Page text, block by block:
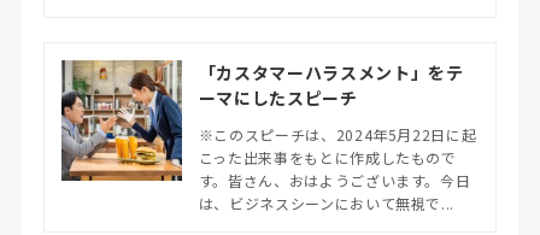
「カスタマーハラスメント」をテ
ーマにしたスピーチ
※このスピーチは、2024年5月22日に起
こった出来事をもとに作成したもので
す。皆さん、おはようございます。今日
は、ビジネスシーンにおいて無視で...